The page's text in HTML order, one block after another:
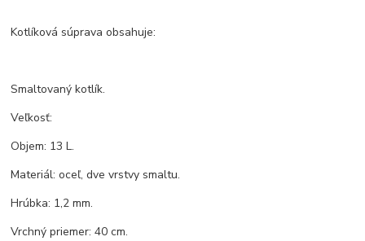
Kotlíková súprava obsahuje:
Smaltovaný kotlík.
Veľkosť:
Objem: 13 L.
Materiál: oceľ, dve vrstvy smaltu.
Hrúbka: 1,2 mm.
Vrchný priemer: 40 cm.